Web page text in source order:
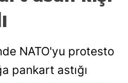
NATO'yu protesto
pankart astığı